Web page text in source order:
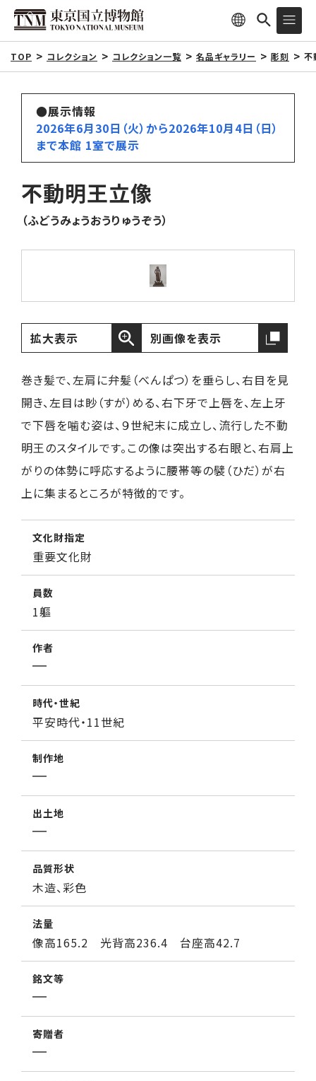
TOP コレクション コレクション一覧 名品ギャラリー 彫刻 不
●展示情報
2026年6月30日（火）から2026年10月4日（日）
まで本館 1室で展示
不動明王立像
（ふどうみょうおうりゅうぞう）
拡大表示 別画像を表示
巻き髪で、左肩に弁髪（べんぱつ）を垂らし、右目を見
開き、左目は眇（すが）める、右下牙で上唇を、左上牙
で下唇を噛む姿は、９世紀末に成立し、流行した不動
明王のスタイルです。この像は突出する右眼と、右肩上
がりの体勢に呼応するように腰帯等の襞（ひだ）が右
上に集まるところが特徴的です。
文化財指定
重要文化財
員数
1軀
作者
時代・世紀
平安時代・11世紀
制作地
出土地
品質形状
木造、彩色
法量
像高165.2 光背高236.4 台座高42.7
銘文等
寄贈者